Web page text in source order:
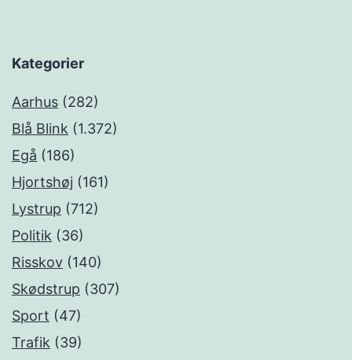
Kategorier
Aarhus (282)
Blå Blink (1.372)
Egå (186)
Hjortshøj (161)
Lystrup (712)
Politik (36)
Risskov (140)
Skødstrup (307)
Sport (47)
Trafik (39)